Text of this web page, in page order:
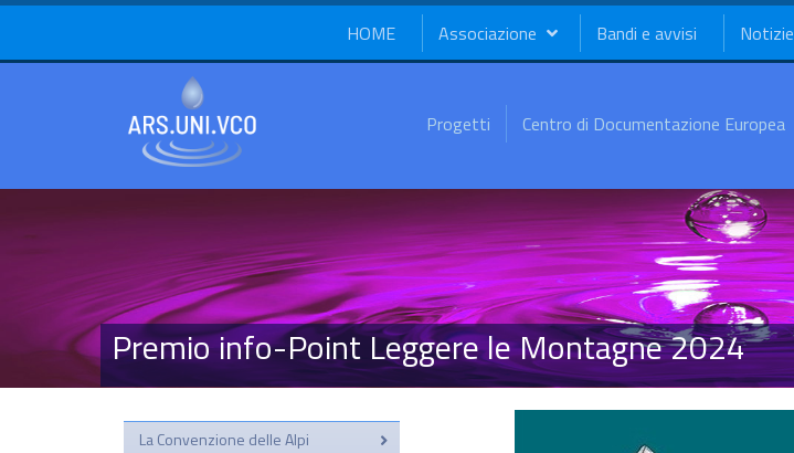
HOME Associazione Bandi e avvisi Notizie
Progetti Centro di Documentazione Europea
Premio info-Point Leggere le Montagne 2024
La Convenzione delle Alpi